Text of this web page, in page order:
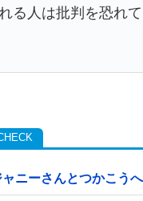
る人は批判を恐れて
ャニーさんとつかこう